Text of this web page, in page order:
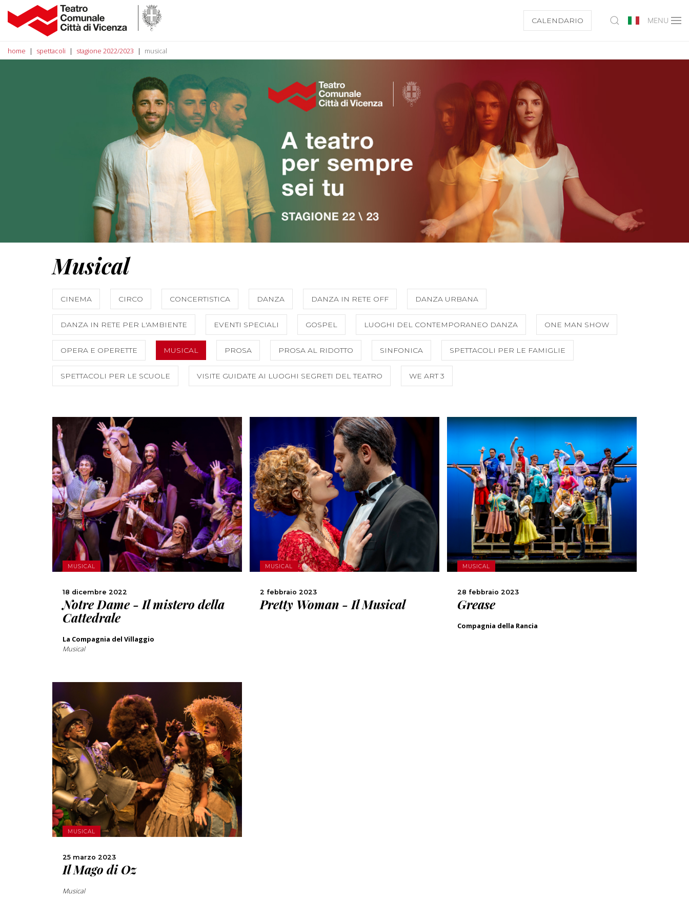
CALENDARIO MENU
home spettacoli stagione 2022/2023 musical
Musical
CINEMA CIRCO CONCERTISTICA DANZA DANZA IN RETE OFF DANZA URBANA
DANZA IN RETE PER L'AMBIENTE EVENTI SPECIALI GOSPEL LUOGHI DEL CONTEMPORANEO DANZA ONE MAN SHOW
OPERA E OPERETTE MUSICAL PROSA PROSA AL RIDOTTO SINFONICA SPETTACOLI PER LE FAMIGLIE
SPETTACOLI PER LE SCUOLE VISITE GUIDATE AI LUOGHI SEGRETI DEL TEATRO WE ART 3
MUSICAL
18 dicembre 2022
Notre Dame - Il mistero della
Cattedrale
La Compagnia del Villaggio
Musical
SCOPRI DI PIÙ
CONDIVIDI
MUSICAL
2 febbraio 2023
Pretty Woman - Il Musical
SCOPRI DI PIÙ
CONDIVIDI
MUSICAL
28 febbraio 2023
Grease
Compagnia della Rancia
SCOPRI DI PIÙ
CONDIVIDI
MUSICAL
25 marzo 2023
Il Mago di Oz
Musical
SCOPRI DI PIÙ
CONDIVIDI